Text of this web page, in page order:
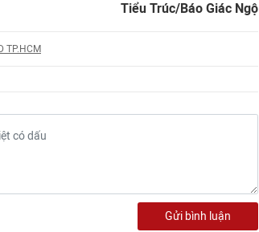
Tiểu Trúc/Báo Giác Ngộ
TP.HCM
Gửi bình luận